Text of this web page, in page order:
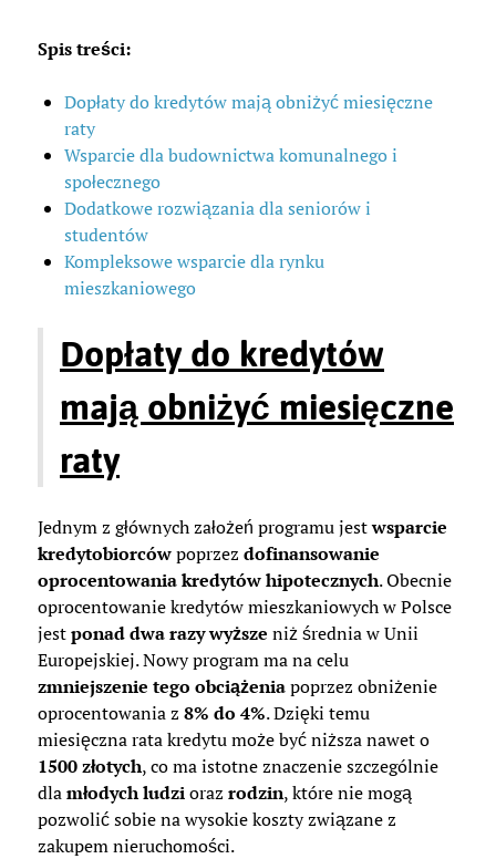
Spis treści:
Dopłaty do kredytów mają obniżyć miesięczne
raty
Wsparcie dla budownictwa komunalnego i
społecznego
Dodatkowe rozwiązania dla seniorów i
studentów
Kompleksowe wsparcie dla rynku
mieszkaniowego
Dopłaty do kredytów
mają obniżyć miesięczne
raty
Jednym z głównych założeń programu jestwsparcie
kredytobiorcówpoprzez dofinansowanie
oprocentowania kredytów hipotecznych. Obecnie
oprocentowanie kredytów mieszkaniowych w Polsce
jestponad dwa razy wyższe niż średnia w Unii
Europejskiej. Nowy program ma na celu
zmniejszenie tego obciążeniapoprzez obniżenie
oprocentowania z 8% do 4%. Dzięki temu
miesięczna rata kredytu może być niższa nawet o
1500 złotych, co ma istotne znaczenie szczególnie
dlamłodych ludzioraz rodzin, które nie mogą
pozwolić sobie na wysokie koszty związane z
zakupem nieruchomości.